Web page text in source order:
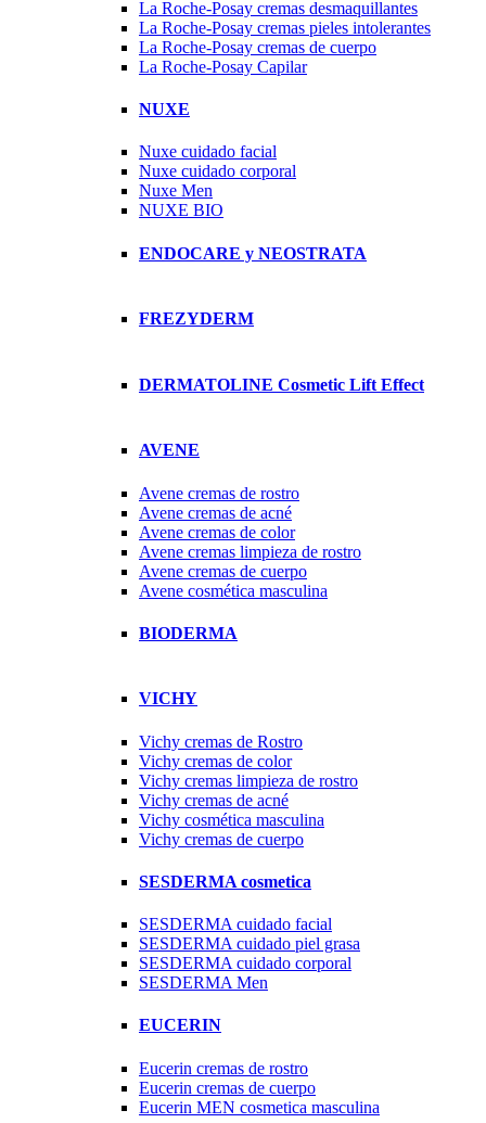
La Roche-Posay cremas desmaquillantes
La Roche-Posay cremas pieles intolerantes
La Roche-Posay cremas de cuerpo
La Roche-Posay Capilar
NUXE
Nuxe cuidado facial
Nuxe cuidado corporal
Nuxe Men
NUXE BIO
ENDOCARE y NEOSTRATA
FREZYDERM
DERMATOLINE Cosmetic Lift Effect
AVENE
Avene cremas de rostro
Avene cremas de acné
Avene cremas de color
Avene cremas limpieza de rostro
Avene cremas de cuerpo
Avene cosmética masculina
BIODERMA
VICHY
Vichy cremas de Rostro
Vichy cremas de color
Vichy cremas limpieza de rostro
Vichy cremas de acné
Vichy cosmética masculina
Vichy cremas de cuerpo
SESDERMA cosmetica
SESDERMA cuidado facial
SESDERMA cuidado piel grasa
SESDERMA cuidado corporal
SESDERMA Men
EUCERIN
Eucerin cremas de rostro
Eucerin cremas de cuerpo
Eucerin MEN cosmetica masculina